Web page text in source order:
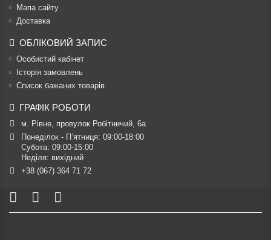
Мапа сайту
Доставка
ОБЛІКОВИЙ ЗАПИС
Особистий кабінет
Історія замовлень
Список бажаних товарів
ГРАФІК РОБОТИ
м. Рівне, провулок Робітничий, 6а
Понеділок - П’ятниця: 09:00-18:00
Субота: 09:00-15:00
Неділя: вихідний
+38 (067) 364 71 72